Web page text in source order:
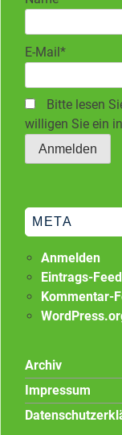
E-Mail*
Bitte lesen
willigen Sie ein
META
Anmelden
Eintrags-Feed
Kommentar-
Archiv
Impressum